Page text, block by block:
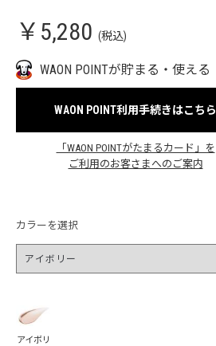
￥5,280 (税込)
WAON POINTが貯まる・使える
WAON POINT利用手続きはこちら
「WAON POINTがたまるカード」を
ご利用のお客さまへのご案内
カラーを選択
アイボリ